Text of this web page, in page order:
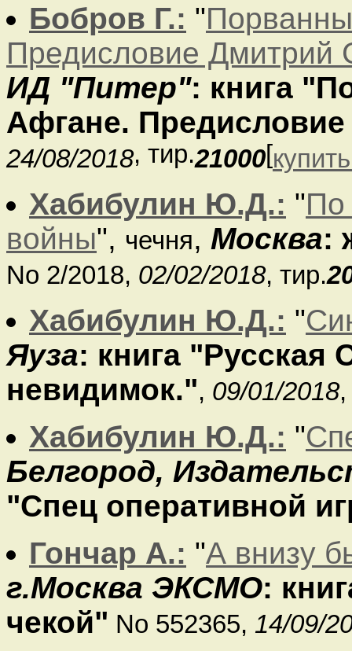
Бобров Г.: "
Предисловие Дмитрий
ИД "Питер": книга
Афгане.
24/08/2018, тир.21000[
Хабибулин Ю.Д.: "По
войны", чечня, Москва:
No 2/2018, 02/02/2018, тир.
Хабибулин Ю.Д.: "
Яуза: книга "Русская
невидимок.", 09/01/2018,
Хабибулин Ю.Д.: "
Белгород,
"Спец оперативной
Гончар А.: "А внизу
г.Москва ЭКСМО:
чекой" No 552365, 14/09/